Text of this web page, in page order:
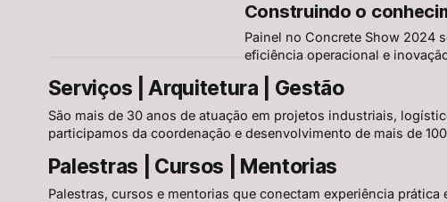
da curadoria profissional na era
Construindo o
Painel no Concrete Show 2024
eficiência operacional e
dos dados, a integração IA +
riscos de automatizar sem base
Serviços | Arquitetura | Gestão
São mais de 30 anos de atuação em projetos industriais,
participamos da coordenação e desenvolvimento de mais de
Palestras | Cursos | Mentorias
Palestras, cursos e mentorias que conectam experiência